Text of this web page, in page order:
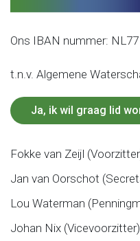
Ons IBAN nummer:
t.n.v. Algemene
Ja, ik wil graag lid
Fokke van Zeijl
Jan van Oorschot
Lou Waterman
Johan Nix (Vicevoorzitter)